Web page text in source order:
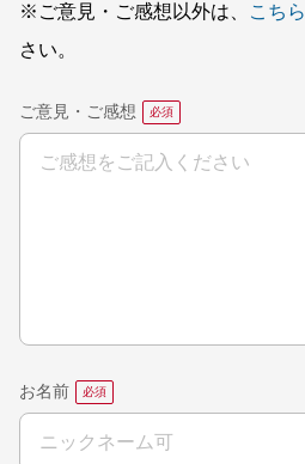
※ご意見・ご感想以外は、
こちら
さい。
ご意見・ご感想
お名前